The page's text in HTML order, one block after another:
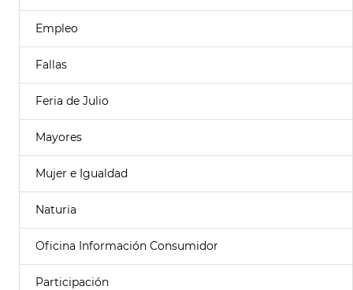
Empleo
Fallas
Feria de Julio
Mayores
Mujer e Igualdad
Naturia
Oficina Información Consumidor
Participación